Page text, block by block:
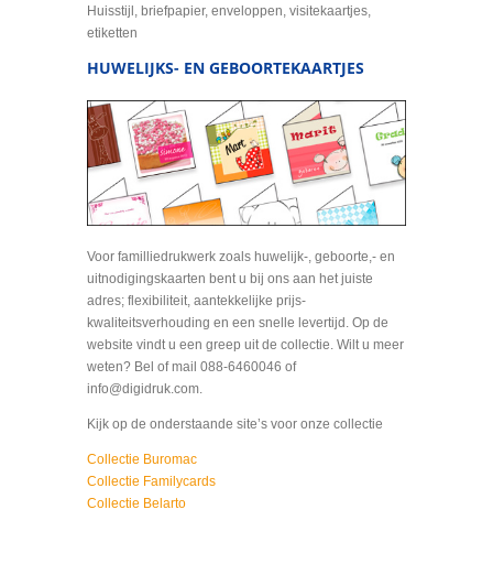
Huisstijl, briefpapier, enveloppen, visitekaartjes,
etiketten
HUWELIJKS- EN GEBOORTEKAARTJES
Voor familliedrukwerk zoals huwelijk-, geboorte,- en
uitnodigingskaarten bent u bij ons aan het juiste
adres; flexibiliteit, aantekkelijke prijs-
kwaliteitsverhouding en een snelle levertijd. Op de
website vindt u een greep uit de collectie. Wilt u meer
weten? Bel of mail 088-6460046 of
info@digidruk.com.
Kijk op de onderstaande site’s voor onze collectie
Collectie Buromac
Collectie Familycards
Collectie Belarto